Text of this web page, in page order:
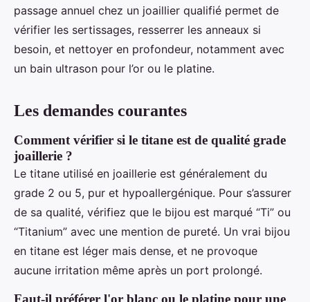
passage annuel chez un joaillier qualifié permet de
vérifier les sertissages, resserrer les anneaux si
besoin, et nettoyer en profondeur, notamment avec
un bain ultrason pour l’or ou le platine.
Les demandes courantes
Comment vérifier si le titane est de qualité grade
joaillerie ?
Le titane utilisé en joaillerie est généralement du
grade 2 ou 5, pur et hypoallergénique. Pour s’assurer
de sa qualité, vérifiez que le bijou est marqué “Ti” ou
“Titanium” avec une mention de pureté. Un vrai bijou
en titane est léger mais dense, et ne provoque
aucune irritation même après un port prolongé.